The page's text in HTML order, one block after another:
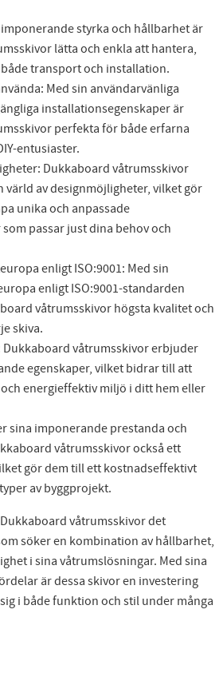
styrka och hållbarhet är
lätta och enkla att hantera,
transport och installation.
Med sin användarvänliga
installationsegenskaper är
perfekta för både erfarna
entusiaster.
Dukkaboard våtrumsskivor
värld av designmöjligheter, vilket gör
unika och anpassade
passar just dina behov och
enligt ISO:9001: Med sin
enligt ISO:9001-standarden
våtrumsskivor högsta kvalitet och
skiva.
Dukkaboard våtrumsskivor erbjuder
egenskaper, vilket bidrar till att
energieffektiv miljö i ditt hem eller
sina imponerande prestanda och
våtrumsskivor också ett
gör dem till ett kostnadseffektivt
av byggprojekt.
våtrumsskivor det
söker en kombination av hållbarhet,
i sina våtrumslösningar. Med sina
är dessa skivor en investering
i både funktion och stil under många